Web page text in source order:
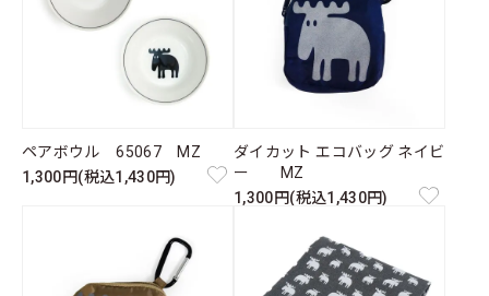
ペアボウル 65067 MZ
1,300円(税込1,430円)
ダイカット エコバッグ ネイビ
ー MZ
1,300円(税込1,430円)